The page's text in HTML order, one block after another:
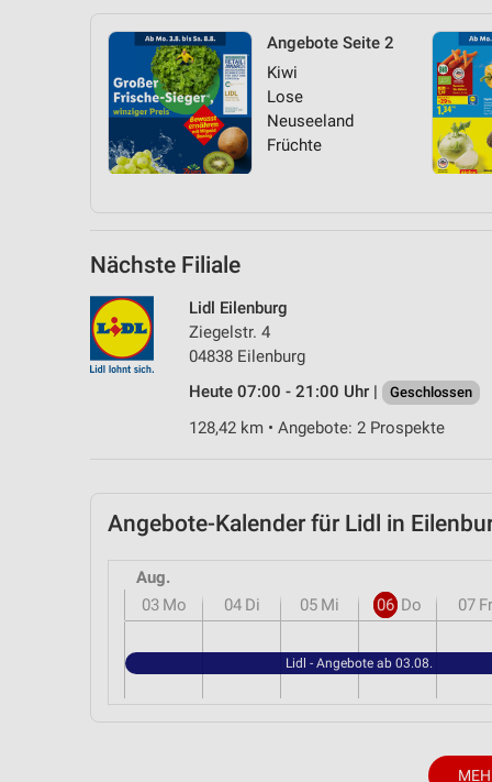
Angebote Seite 2
Kiwi
Lose
Neuseeland
Früchte
Nächste Filiale
Lidl Eilenburg
Ziegelstr. 4
04838 Eilenburg
Heute 07:00 - 21:00 Uhr |
Geschlossen
128,42 km • Angebote: 2 Prospekte
Angebote-Kalender für Lidl in
Aug.
03 Mo 04 Di 05 Mi 06 Do 07 Fr
Lidl - Angebote ab 03.08.
Verwendung genauer Standortdaten
Geräte anhand von aktiv angeforderten Informationen
Nicht-IAB-Verarbeitungszwecke:
Notwendig